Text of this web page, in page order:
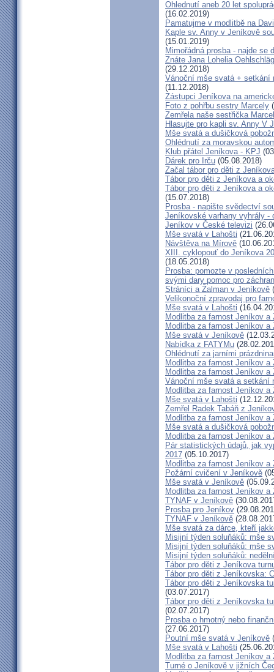
Ohlednutí aneb 20 let
(16.02.2019)
Pamatujme v modlitbě na
Kaple sv. Anny v Jeníkově
(15.01.2019)
Mimořádná prosba - najde se
Znáte Jana Lohelia
(29.12.2018)
Vánoční mše svatá + setkání
(11.12.2018)
Zástupci Jeníkova na
Foto z pohřbu sestry Marcely
Zemřela naše sestřička
Hlasujte pro kapli sv. Anny V
Mše svatá a dušičková
Ohlédnutí za moravskou
Klub přátel Jeníkova - KPJ
Dárek pro Irču (05.08.2018)
Začal tábor pro děti z
Tábor pro děti z Jeníkova a
Tábor pro děti z Jeníkova a
(15.07.2018)
Prosba - napište svědectví
Jeníkovské varhany vyhrály -
Jeníkov v České televizi
Mše svatá v Lahošti
Návštěva na Mírově
XIII. cyklopouť do Jeníkova
(18.05.2018)
Prosba: pomozte v
svými dary pomoc pro
Stráníci a Žalman v Jeníkově
Velikonoční zpravodaj pro
Mše svatá v Lahošti
Modlitba za farnost Jeníkov a
Modlitba za farnost Jeníkov a
Mše svatá v Jeníkově
Nabídka z FATYMu
Ohlédnutí za jarními
Modlitba za farnost Jeníkov a
Modlitba za farnost Jeníkov a
Vánoční mše svatá a setkání
Modlitba za farnost Jeníkov a
Mše svatá v Lahošti
Zemřel Radek Tabáň z
Modlitba za farnost Jeníkov a
Mše svatá a dušičková
Modlitba za farnost Jeníkov a
Pár statistických údajů, jak
2017 (05.10.2017)
Modlitba za farnost Jeníkov a
Požární cvičení v Jeníkově
Mše svatá v Jeníkově
Modlitba za farnost Jeníkov a
TYNAF v Jeníkově
Prosba pro Jeníkov
TYNAF v Jeníkově
Mše svatá za dárce, kteří
Misijní týden soluňáků: mše
Misijní týden soluňáků: mše
Misijní týden soluňáků:
Tábor pro děti z Jeníkova
Tábor pro děti z Jeníkovska:
Tábor pro děti z Jeníkovska
(03.07.2017)
Tábor pro děti z Jeníkovska
(02.07.2017)
Prosba o hmotný nebo
(27.06.2017)
Poutní mše svatá v Jeníkově
Mše svatá v Lahošti
Modlitba za farnost Jeníkov a
Turné o Jeníkově v jižních